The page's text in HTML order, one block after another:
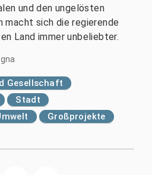
und den ungelösten
sich die regierende
Land immer unbeliebter.
Gesellschaft
Stadt
Großprojekte